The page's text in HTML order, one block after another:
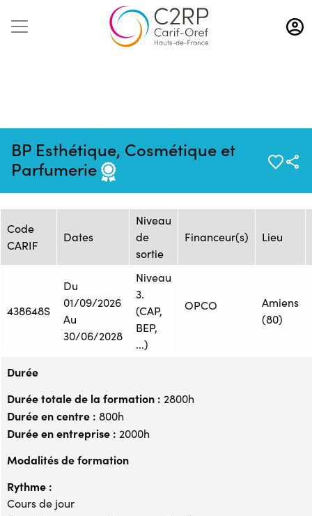
Aller
au
contenu
BP Esthétique, Cosmétique et
Parfumerie
13/10/2025
1483158
TERRADE AMIENS
Session de formation
Code
CARIF
Dates
Niveau
de
sortie
Financeur(s) Lieu
438648S
Du
01/09/2026
Au
30/06/2028
Niveau
3.
(CAP,
BEP,
...)
OPCO
Amiens
(80)
Durée
Durée totale de la formation : 2800h
Durée en centre : 800h
Durée en entreprise : 2000h
Modalités de formation
Rythme :
Cours de jour